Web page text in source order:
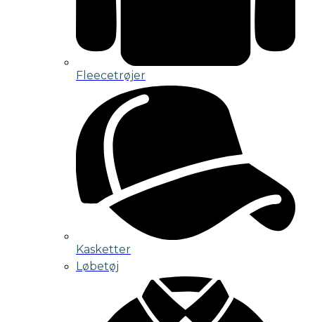
Fleecetrøjer
Kasketter
Løbetøj